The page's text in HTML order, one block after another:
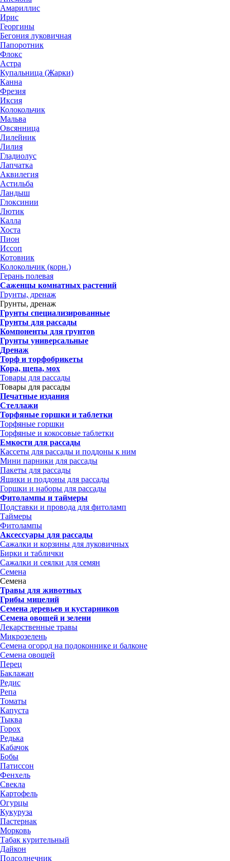
Амариллис
Ирис
Георгины
Бегония луковичная
Папоротник
Флокс
Астра
Купальница (Жарки)
Канна
Фрезия
Иксия
Колокольчик
Мальва
Овсянница
Лилейник
Лилия
Гладиолус
Лапчатка
Аквилегия
Астильба
Ландыш
Глоксинии
Лютик
Калла
Хоста
Пион
Иссоп
Котовник
Колокольчик (корн.)
Герань полевая
Саженцы комнатных растений
Грунты, дренаж
Грунты, дренаж
Грунты специализированные
Грунты для рассады
Компоненты для грунтов
Грунты универсальные
Дренаж
Торф и торфобрикеты
Кора, щепа, мох
Товары для рассады
Товары для рассады
Печатные издания
Стеллажи
Торфяные горшки и таблетки
Торфяные горшки
Торфяные и кокосовые таблетки
Емкости для рассады
Кассеты для рассады и поддоны к ним
Мини парники для рассады
Пакеты для рассады
Ящики и поддоны для рассады
Горшки и наборы для рассады
Фитолампы и таймеры
Подставки и провода для фитоламп
Таймеры
Фитолампы
Аксессуары для рассады
Сажалки и корзины для луковичных
Бирки и таблички
Сажалки и сеялки для семян
Семена
Семена
Травы для животных
Грибы мицелий
Семена деревьев и кустарников
Семена овощей и зелени
Лекарственные травы
Микрозелень
Семена огород на подоконнике и балконе
Семена овощей
Перец
Баклажан
Редис
Репа
Томаты
Капуста
Тыква
Горох
Редька
Кабачок
Бобы
Патиссон
Фенхель
Свекла
Картофель
Огурцы
Кукуруза
Пастернак
Морковь
Табак курительный
Дайкон
Подсолнечник